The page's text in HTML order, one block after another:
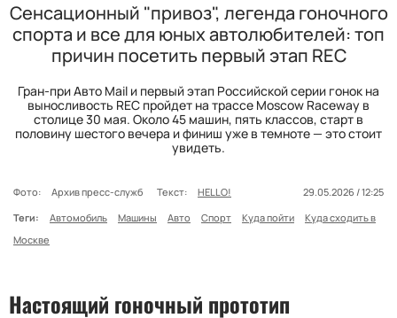
Сенсационный "привоз", легенда гоночного
спорта и все для юных автолюбителей: топ
причин посетить первый этап REC
Гран-при Авто Mail и первый этап Российской серии гонок на
выносливость REC пройдет на трассе Moscow Raceway в
столице 30 мая. Около 45 машин, пять классов, старт в
половину шестого вечера и финиш уже в темноте — это стоит
увидеть.
Фото: Архив пресс-служб Текст: HELLO!
29.05.2026 / 12:25
Теги:
Автомобиль Машины Авто Спорт Куда пойти
Куда сходить в
Москве
Настоящий гоночный прототип